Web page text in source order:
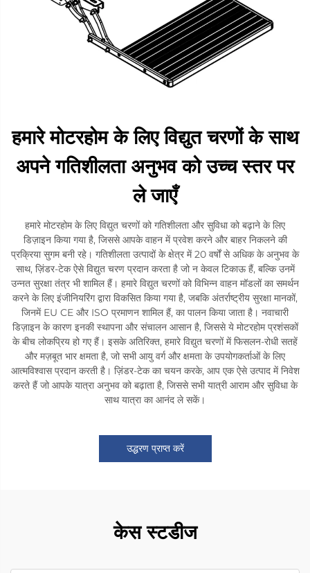
हमारे मोटरहोम के लिए विद्युत चरणों के साथ
अपने गतिशीलता अनुभव को उच्च स्तर पर
ले जाएँ
हमारे मोटरहोम के लिए विद्युत चरणों को गतिशीलता और सुविधा को बढ़ाने के लिए
डिज़ाइन किया गया है, जिससे आपके वाहन में प्रवेश करने और बाहर निकलने की
प्रक्रिया सुगम बनी रहे। गतिशीलता उत्पादों के क्षेत्र में 20 वर्षों से अधिक के अनुभव के
साथ, ज़िंडर-टेक ऐसे विद्युत चरण प्रदान करता है जो न केवल टिकाऊ हैं, बल्कि उनमें
उन्नत सुरक्षा तंत्र भी शामिल हैं। हमारे विद्युत चरणों को विभिन्न वाहन मॉडलों का समर्थन
करने के लिए इंजीनियरिंग द्वारा विकसित किया गया है, जबकि अंतर्राष्ट्रीय सुरक्षा मानकों,
जिनमें EU CE और ISO प्रमाणन शामिल हैं, का पालन किया जाता है। नवाचारी
डिज़ाइन के कारण इनकी स्थापना और संचालन आसान है, जिससे ये मोटरहोम प्रशंसकों
के बीच लोकप्रिय हो गए हैं। इसके अतिरिक्त, हमारे विद्युत चरणों में फिसलन-रोधी सतहें
और मज़बूत भार क्षमता है, जो सभी आयु वर्ग और क्षमता के उपयोगकर्ताओं के लिए
आत्मविश्वास प्रदान करती है। ज़िंडर-टेक का चयन करके, आप एक ऐसे उत्पाद में निवेश
करते हैं जो आपके यात्रा अनुभव को बढ़ाता है, जिससे सभी यात्री आराम और सुविधा के
साथ यात्रा का आनंद ले सकें।
उद्धरण प्राप्त करें
केस स्टडीज